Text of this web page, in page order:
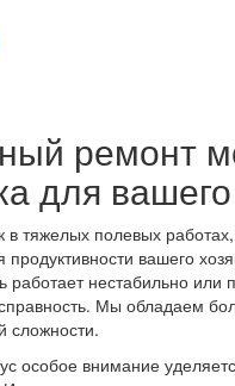
ремонт
для
тяжелых полевых
вашего
работает нестабильно
Мы обладаем
сложности.
особое внимание